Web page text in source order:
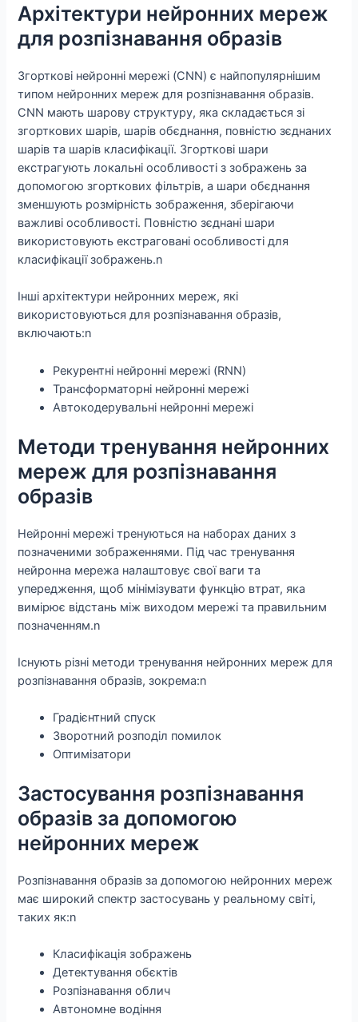
Архітектури нейронних мереж
для розпізнавання образів
Згорткові нейронні мережі (CNN) є найпопулярнішим
типом нейронних мереж для розпізнавання образів.
CNN мають шарову структуру, яка складається зі
згорткових шарів, шарів обєднання, повністю зєднаних
шарів та шарів класифікації. Згорткові шари
екстрагують локальні особливості з зображень за
допомогою згорткових фільтрів, а шари обєднання
зменшують розмірність зображення, зберігаючи
важливі особливості. Повністю зєднані шари
використовують екстраговані особливості для
класифікації зображень.n
Інші архітектури нейронних мереж, які
використовуються для розпізнавання образів,
включають:n
Рекурентні нейронні мережі (RNN)
Трансформаторні нейронні мережі
Автокодерувальні нейронні мережі
Методи тренування нейронних
мереж для розпізнавання
образів
Нейронні мережі тренуються на наборах даних з
позначеними зображеннями. Під час тренування
нейронна мережа налаштовує свої ваги та
упередження, щоб мінімізувати функцію втрат, яка
вимірює відстань між виходом мережі та правильним
позначенням.n
Існують різні методи тренування нейронних мереж для
розпізнавання образів, зокрема:n
Градієнтний спуск
Зворотний розподіл помилок
Оптимізатори
Застосування розпізнавання
образів за допомогою
нейронних мереж
Розпізнавання образів за допомогою нейронних мереж
має широкий спектр застосувань у реальному світі,
таких як:n
Класифікація зображень
Детектування обєктів
Розпізнавання облич
Автономне водіння